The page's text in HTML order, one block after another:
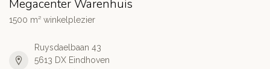
Megacenter Warenhuis
1500 m² winkelplezier
Ruysdaelbaan 43
5613 DX Eindhoven